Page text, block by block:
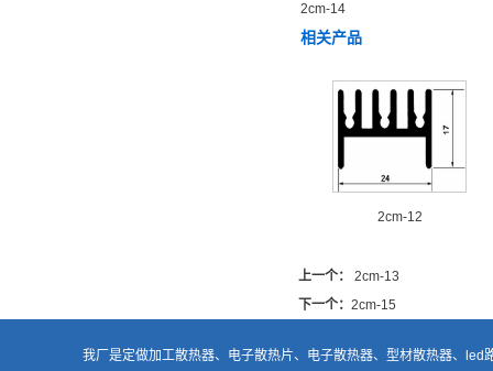
2cm-14
相关产品
2cm-12
上一个：
2cm-13
下一个： 2cm-15
我厂是定做加工散热器、电子散热片、 电子散热器、型材散热器、
led